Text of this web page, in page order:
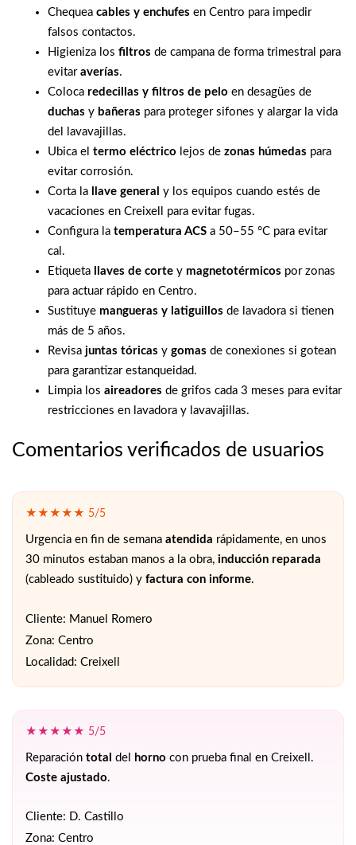
Chequea cables y enchufes en Centro para impedir
falsos contactos.
Higieniza los filtros de campana de forma trimestral para
evitar averías.
Coloca redecillas y filtros de pelo en desagües de
duchas y bañeras para proteger sifones y alargar la vida
del lavavajillas.
Ubica el termo eléctrico lejos de zonas húmedas para
evitar corrosión.
Corta la
llave general y los equipos cuando estés de
vacaciones en Creixell para evitar fugas.
Configura la temperatura ACS a 50–55 °C para evitar
cal.
Etiqueta
llaves de corte y magnetotérmicos por zonas
para actuar rápido en Centro.
Sustituye mangueras y latiguillos de lavadora si tienen
más de 5 años.
Revisa juntas tóricas y gomas de conexiones si gotean
para garantizar estanqueidad.
Limpia los aireadores de grifos cada 3 meses para evitar
restricciones en lavadora y lavavajillas.
Comentarios verificados de usuarios
★★★★★ 5/5
Urgencia en fin de semana atendida rápidamente, en unos
30 minutos estaban manos a la obra, inducción reparada
(cableado sustituido) y factura con informe.
Cliente: Manuel Romero
Zona: Centro
Localidad: Creixell
★★★★★ 5/5
Reparación total del horno con prueba final en Creixell.
Coste ajustado.
Cliente: D. Castillo
Zona: Centro